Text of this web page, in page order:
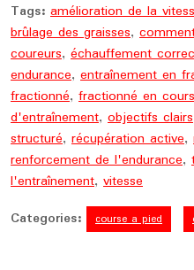
Tags: amélioration de la
brûlage des graisses,
coureurs, échauffement
endurance, entraînement en
fractionné, fractionné en
d'entraînement, objectifs clairs
structuré, récupération active,
renforcement de l'endurance,
l'entraînement, vitesse
Categories:
course a pied